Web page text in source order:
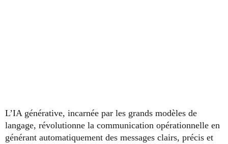
L’IA générative, incarnée par les grands modèles de
langage, révolutionne la communication opérationnelle en
générant automatiquement des messages clairs, précis et